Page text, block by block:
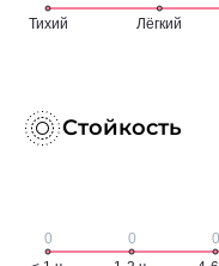
Стойкость